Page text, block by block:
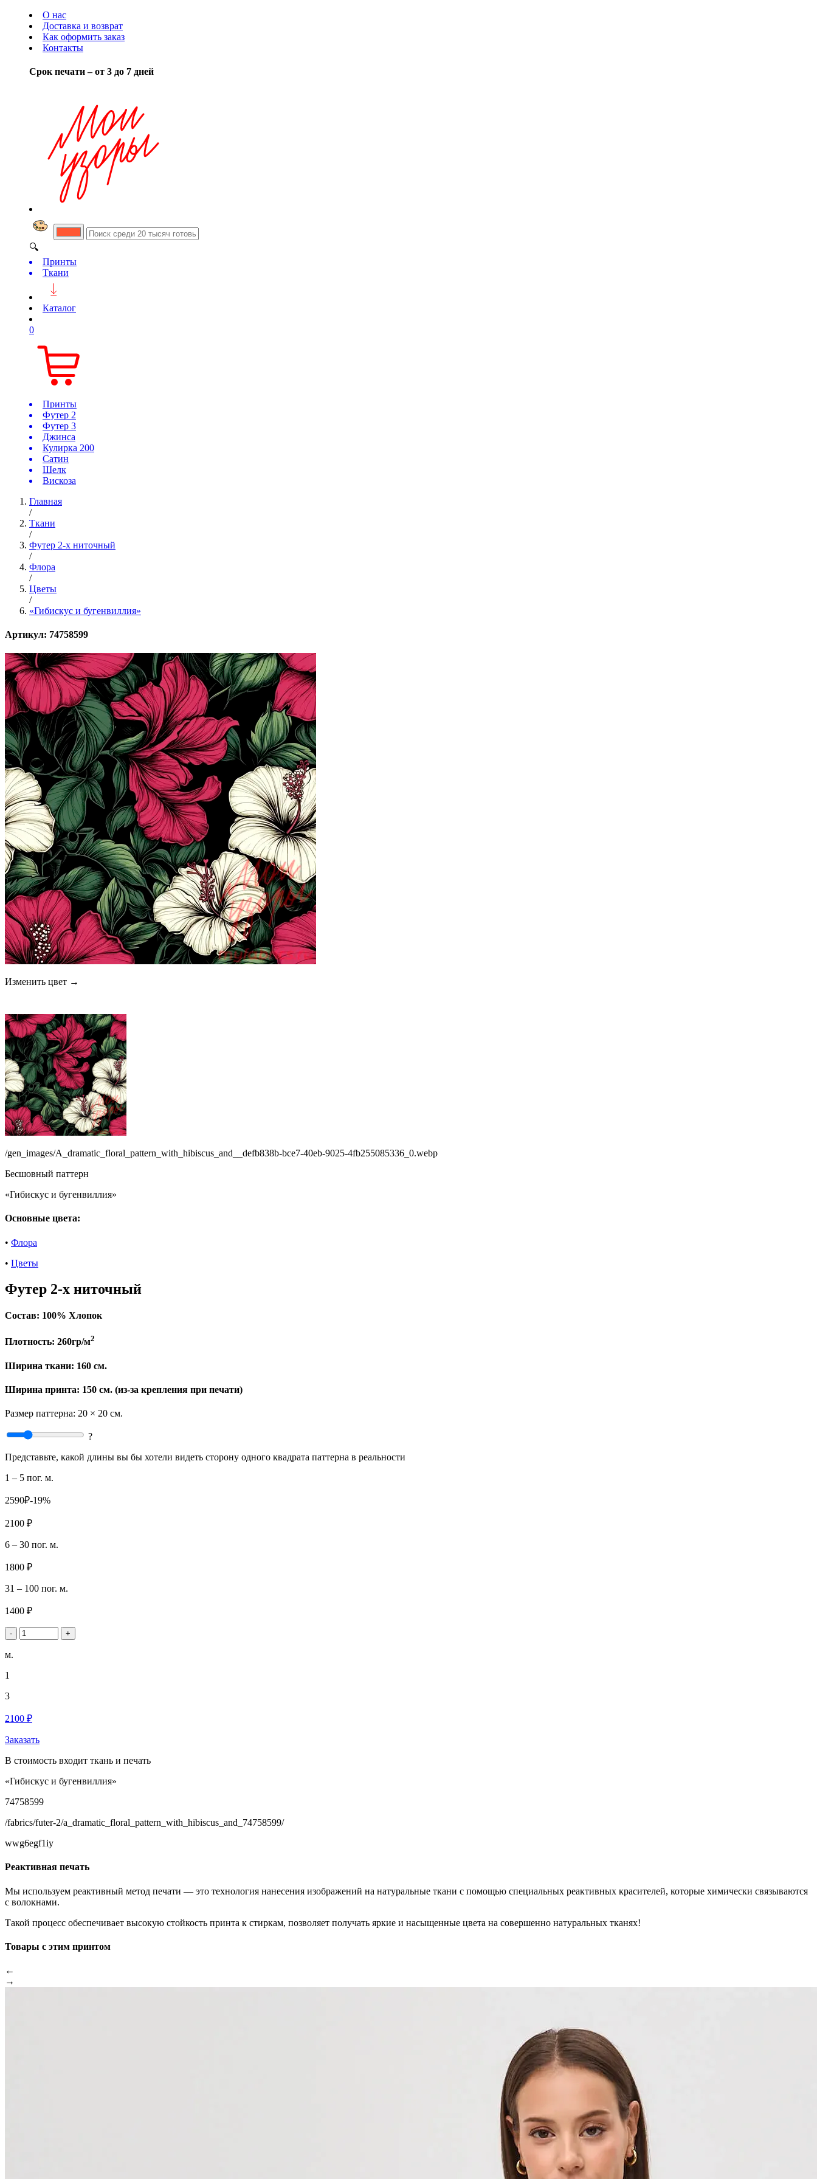
О нас
Доставка и возврат
Как оформить заказ
Контакты
Срок печати – от 3 до 7 дней
🔍
Принты
Ткани
Каталог
0
Принты
Футер 2
Футер 3
Джинса
Кулирка 200
Сатин
Шелк
Вискоза
Главная
/
Ткани
/
Футер 2-х ниточный
/
Флора
/
Цветы
/
«Гибискус и бугенвиллия»
Артикул: 74758599
Изменить цвет →
/gen_images/A_dramatic_floral_pattern_with_hibiscus_and__defb838b-bce7-40eb-9025-4fb255085336_0.webp
Бесшовный паттерн
«Гибискус и бугенвиллия»
Основные цвета:
• Флора
• Цветы
Футер 2-х ниточный
Состав: 100% Хлопок
Плотность: 260гр/м2
Ширина ткани: 160 см.
Ширина принта: 150 см. (из-за крепления при печати)
Размер паттерна: 20 × 20 см.
?
Представьте, какой длины вы бы хотели видеть сторону одного квадрата паттерна в реальности
1 – 5 пог. м.
2590₽-19%
2100 ₽
6 – 30 пог. м.
1800 ₽
31 – 100 пог. м.
1400 ₽
- +
м.
1
3
2100 ₽
Заказать
В стоимость входит ткань и печать
«Гибискус и бугенвиллия»
74758599
/fabrics/futer-2/a_dramatic_floral_pattern_with_hibiscus_and_74758599/
wwg6egf1iy
Реактивная печать
Мы используем реактивный метод печати — это технология нанесения изображений на натуральные ткани с помощью специальных реактивных красителей, которые химически связываются
с волокнами.
Такой процесс обеспечивает высокую стойкость принта к стиркам, позволяет получать яркие и насыщенные цвета на совершенно натуральных тканях!
Товары с этим принтом
←
→